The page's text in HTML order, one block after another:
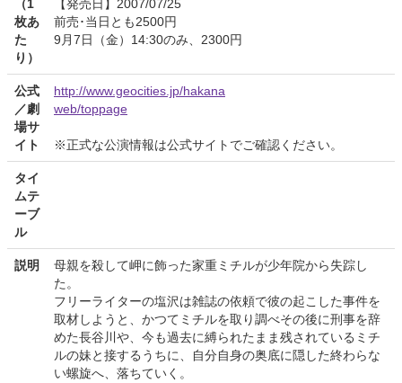
（1
枚あ
た
り）
【発売日】2007/07/25
前売･当日とも2500円
9月7日（金）14:30のみ、2300円
公式
／劇
場サ
イト
http://www.geocities.jp/hakana
web/toppage
※正式な公演情報は公式サイトでご確認ください。
タイ
ムテ
ーブ
ル
説明
母親を殺して岬に飾った家重ミチルが少年院から失踪し
た。
フリーライターの塩沢は雑誌の依頼で彼の起こした事件を
取材しようと、かつてミチルを取り調べその後に刑事を辞
めた長谷川や、今も過去に縛られたまま残されているミチ
ルの妹と接するうちに、自分自身の奥底に隠した終わらな
い螺旋へ、落ちていく。